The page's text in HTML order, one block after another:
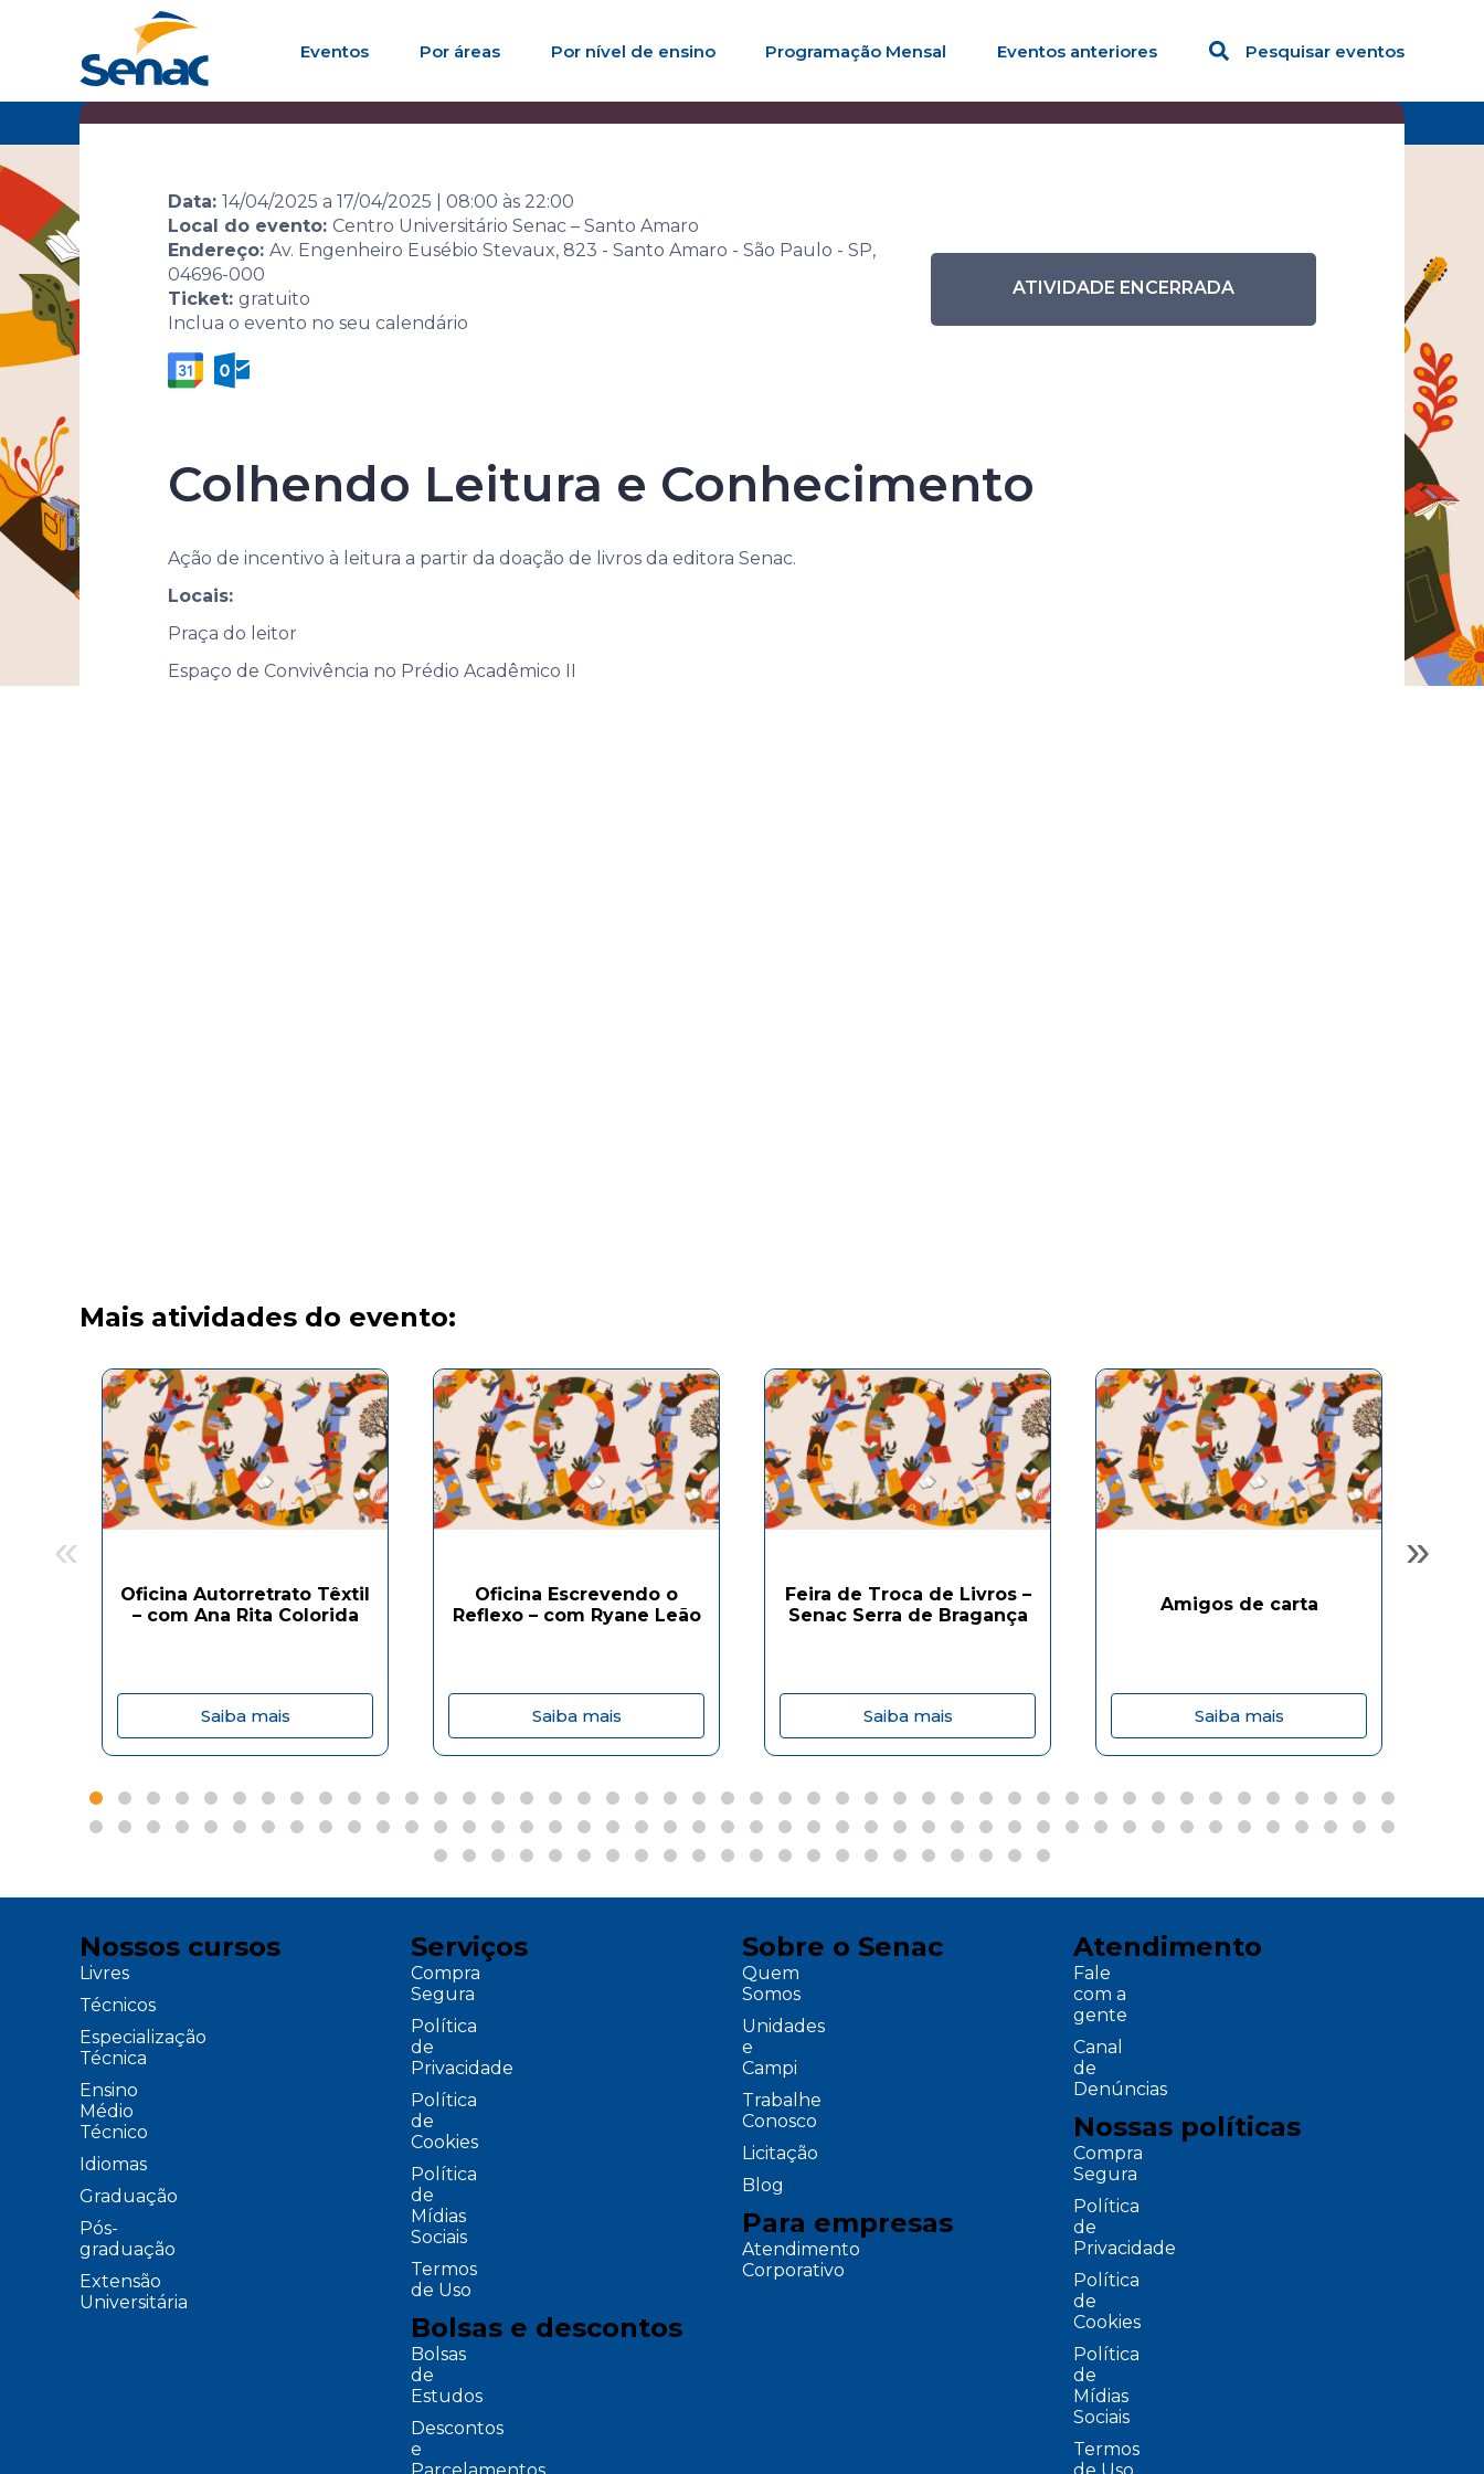
Eventos Por áreas Por nível de ensino Programação Mensal Eventos anteriores Pesquisar eventos
Home Agenda de eventos Evento 10ª Semana Senac de Leitura Atividade Colhendo Leitura e Conhecimento
10ª Semana Senac de Leitura
Data: 14/04/2025 a 17/04/2025 08:00 às 22:00
Local do evento: Centro Universitário Senac – Santo Amaro
Endereço: Av. Engenheiro Eusébio Stevaux, 823 - Santo Amaro - São Paulo - SP,
04696-000
Ticket: gratuito
Inclua o evento no seu calendário
ATIVIDADE ENCERRADA
Colhendo Leitura e Conhecimento
Ação de incentivo à leitura a partir da doação de livros da editora Senac.
Locais:
Praça do leitor
Espaço de Convivência no Prédio Acadêmico II
Mais atividades do evento:
Oficina Autorretrato Têxtil
– com Ana Rita Colorida
Saiba mais
Oficina Escrevendo o
Reflexo – com Ryane Leão
Saiba mais
Feira de Troca de Livros –
Senac Serra de Bragança
Saiba mais
Amigos de carta
Saiba mais
« »
Nossos cursos
Livres
Técnicos
Especialização
Técnica
Ensino
Médio
Técnico
Idiomas
Graduação
Pós-
graduação
Extensão
Universitária
Serviços
Compra
Segura
Política
de
Privacidade
Política
de
Cookies
Política
de
Mídias
Sociais
Termos
de Uso
Bolsas e descontos
Bolsas
de
Estudos
Descontos
e
Sobre o Senac
Quem
Somos
Unidades
e
Campi
Trabalhe
Conosco
Licitação
Blog
Para empresas
Atendimento
Corporativo
Atendimento
Fale
com a
gente
Canal
de
Denúncias
Nossas políticas
Compra
Segura
Política
de
Privacidade
Política
de
Cookies
Política
de
Mídias
Sociais
Termos